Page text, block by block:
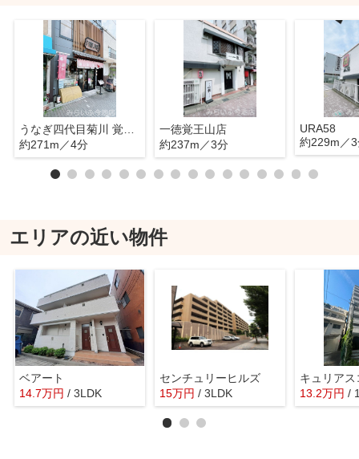
約271m／4分
一徳覚王山店
約237m／3分
URA58
約229m／
エリアの近い物件
ベアート
14.7万円 / 3LDK
センチュリーヒルズ
15万円 / 3LDK
キュリアス
13.2万円 /